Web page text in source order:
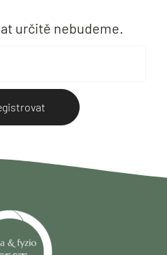
určitě nebudeme.